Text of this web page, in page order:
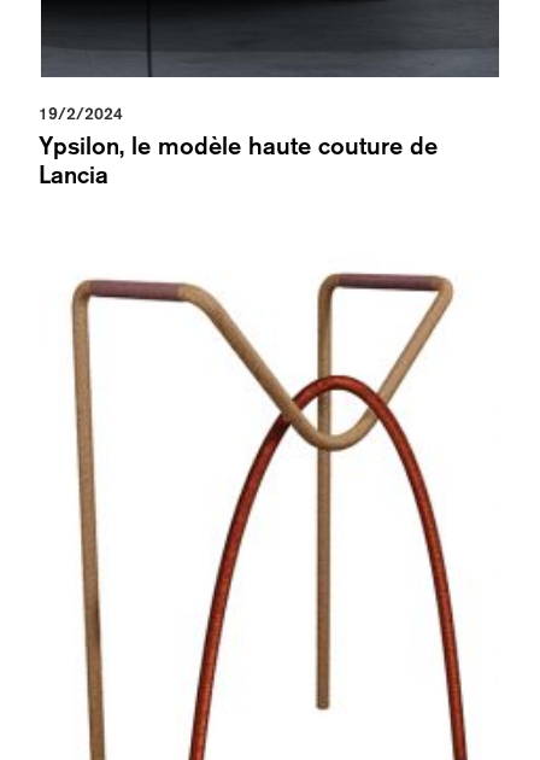
19/2/2024
Ypsilon, le modèle haute couture de
Lancia